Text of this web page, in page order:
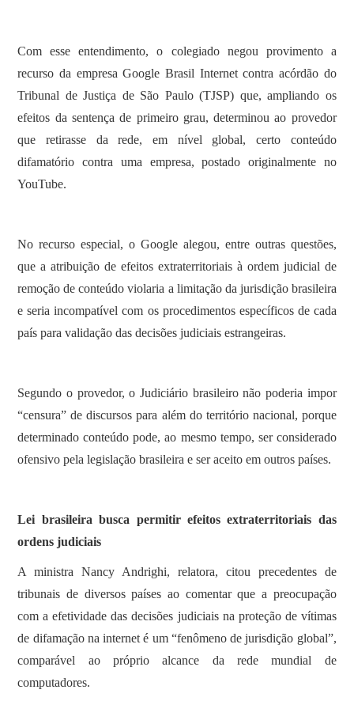
Com esse entendimento, o colegiado negou provimento a
recurso da empresa Google Brasil Internet contra acórdão do
Tribunal de Justiça de São Paulo (TJSP) que, ampliando os
efeitos da sentença de primeiro grau, determinou ao provedor
que retirasse da rede, em nível global, certo conteúdo
difamatório contra uma empresa, postado originalmente no
YouTube.
No recurso especial, o Google alegou, entre outras questões,
que a atribuição de efeitos extraterritoriais à ordem judicial de
remoção de conteúdo violaria a limitação da jurisdição brasileira
e seria incompatível com os procedimentos específicos de cada
país para validação das decisões judiciais estrangeiras.
Segundo o provedor, o Judiciário brasileiro não poderia impor
“censura” de discursos para além do território nacional, porque
determinado conteúdo pode, ao mesmo tempo, ser considerado
ofensivo pela legislação brasileira e ser aceito em outros países.
Lei brasileira busca permitir efeitos extraterritoriais das
ordens judiciais
A ministra Nancy Andrighi, relatora, citou precedentes de
tribunais de diversos países ao comentar que a preocupação
com a efetividade das decisões judiciais na proteção de vítimas
de difamação na internet é um “fenômeno de jurisdição global”,
comparável ao próprio alcance da rede mundial de
computadores.